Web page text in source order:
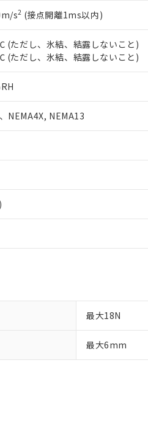
s2 (接点開離1ms以内)
(ただし、氷結、結露しないこと)
(ただし、氷結、結露しないこと)
NEMA4X, NEMA13
最大18N
最大6mm